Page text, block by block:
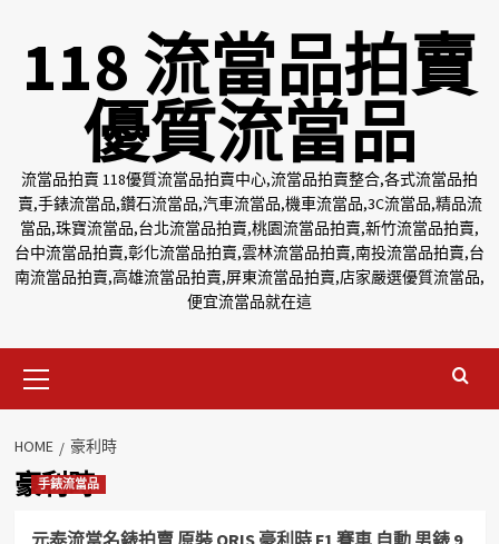
118 流當品拍賣
優質流當品
流當品拍賣 118優質流當品拍賣中心,流當品拍賣整合,各式流當品拍
賣,手錶流當品,鑽石流當品,汽車流當品,機車流當品,3C流當品,精品流
當品,珠寶流當品,台北流當品拍賣,桃園流當品拍賣,新竹流當品拍賣,
台中流當品拍賣,彰化流當品拍賣,雲林流當品拍賣,南投流當品拍賣,台
南流當品拍賣,高雄流當品拍賣,屏東流當品拍賣,店家嚴選優質流當品,
便宜流當品就在這
Menu
HOME 豪利時
豪利時
手錶流當品
元泰流當名錶拍賣 原裝 ORIS 豪利時 F1 賽車 自動 男錶 9